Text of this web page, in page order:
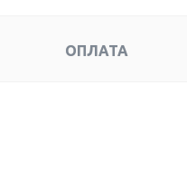
ОПЛАТА